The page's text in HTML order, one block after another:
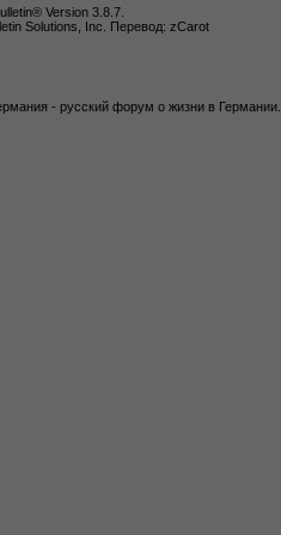
Version 3.8.7.
Solutions, Inc. Перевод: zCarot
- русский форум о жизни в Германии.